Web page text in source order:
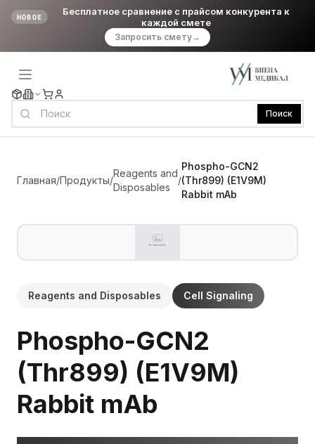
НОВОЕ
Бесплатное сравнение с прайсом конкурента к
каждой смете
Запросить смету→
Поиск
Главная/Продукты/
Reagents and
Disposables
/
Phospho-GCN2
(Thr899) (E1V9M)
Rabbit mAb
Reagents and Disposables Cell Signaling
Phospho-GCN2
(Thr899) (E1V9M)
Rabbit mAb